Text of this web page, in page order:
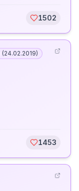
1502
(24.02.2019)
1453